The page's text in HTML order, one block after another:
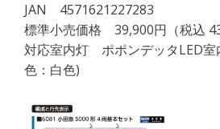
JAN 4571621227283
標準小売価格 39,900円（税込
対応室内灯 ポポンデッタLED
色：白色)